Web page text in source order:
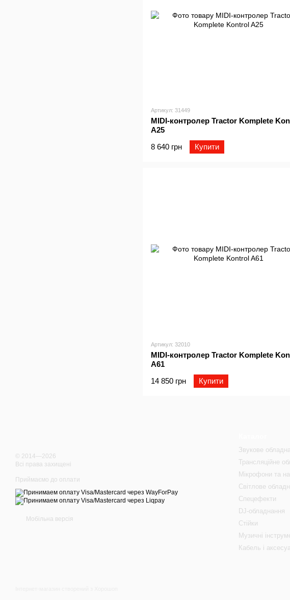
Артикул: 31449
MIDI-контролер Tractor Komplete
A25
8 640 грн
Купити
Артикул: 32010
MIDI-контролер Tractor Komplete
A61
14 850 грн
Купити
© 2014—2026
Всі права захищені
Приймаємо до оплати
Мобільна версія
Звукове
Трансляційне
Мікрофони та
Світлове
Спецефекти
DJ-обладнання
Стійки
Музичні
Кабель і